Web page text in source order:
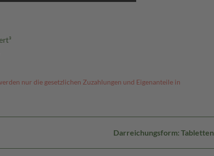
nur die gesetzlichen Zuzahlungen und Eigenanteile in
Darreichungsform: Tabletten